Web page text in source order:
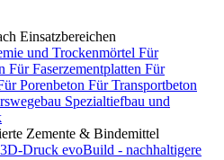
Einsatzbereichen
und Trockenmörtel Für
Für Faserzementplatten Für
Porenbeton Für Transportbeton
Spezialtiefbau und
Zemente & Bindemittel
Druck evoBuild - nachhaltigere